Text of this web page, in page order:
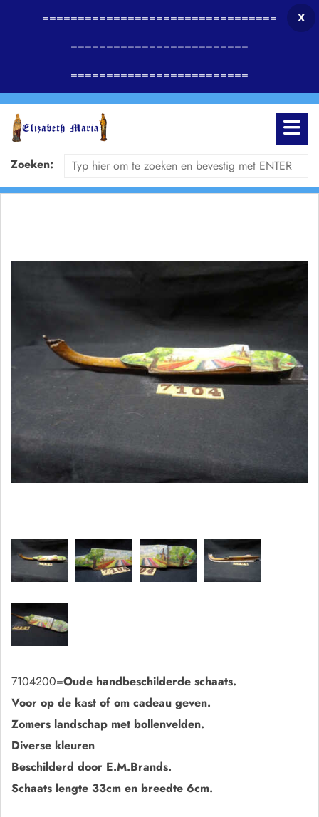
=================================
=========================
=========================
X
Zoeken:
7104200=Oude handbeschilderde schaats.
Voor op de kast of om cadeau geven.
Zomers landschap met bollenvelden.
Diverse kleuren
Beschilderd door E.M.Brands.
Schaats lengte 33cm en breedte 6cm.